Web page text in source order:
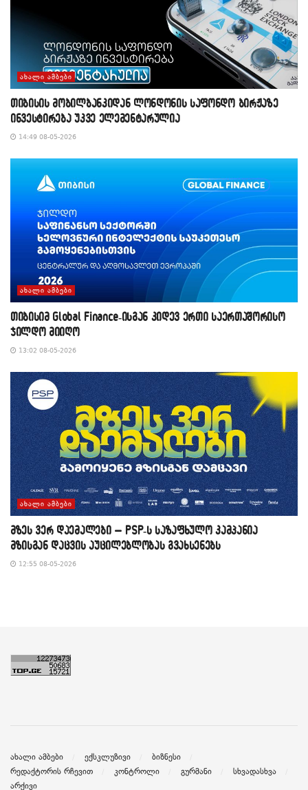
ᲐᲮᲐᲚᲘ ᲐᲛᲑᲔᲑᲘ
თიბისის მობილბანკიდან ლონდონის საფონდო ბირჟაზე
ინვესტირება უკვე ელემენტარულია
14:49 08-05-2026
ᲐᲮᲐᲚᲘ ᲐᲛᲑᲔᲑᲘ
თიბისიმ Global Finance-ისგან კიდევ ერთი საერთაშორისო
ჯილდო მიიღო
13:02 08-05-2026
ᲐᲮᲐᲚᲘ ᲐᲛᲑᲔᲑᲘ
მზეს ვერ დაემალები – PSP-ს საზაფხულო კამპანია
მზისგან დაცვის აუცილებლობას გვახსენებს
12:55 08-05-2026
ახალი ამბები ექსკლუზივი
ბიზნესი
რედაქტორის რჩევით
კონტროლი გურმანი
სხვადასხვა
არქივი